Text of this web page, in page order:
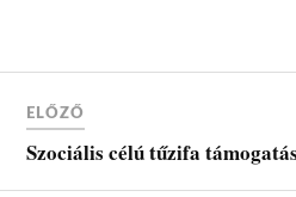
ELŐZŐ
Szociális célú tűzifa támogatás